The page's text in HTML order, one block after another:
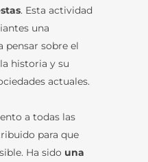
. Esta actividad
una
pensar sobre el
historia y su
actuales.
a todas las
para que
Ha sido una